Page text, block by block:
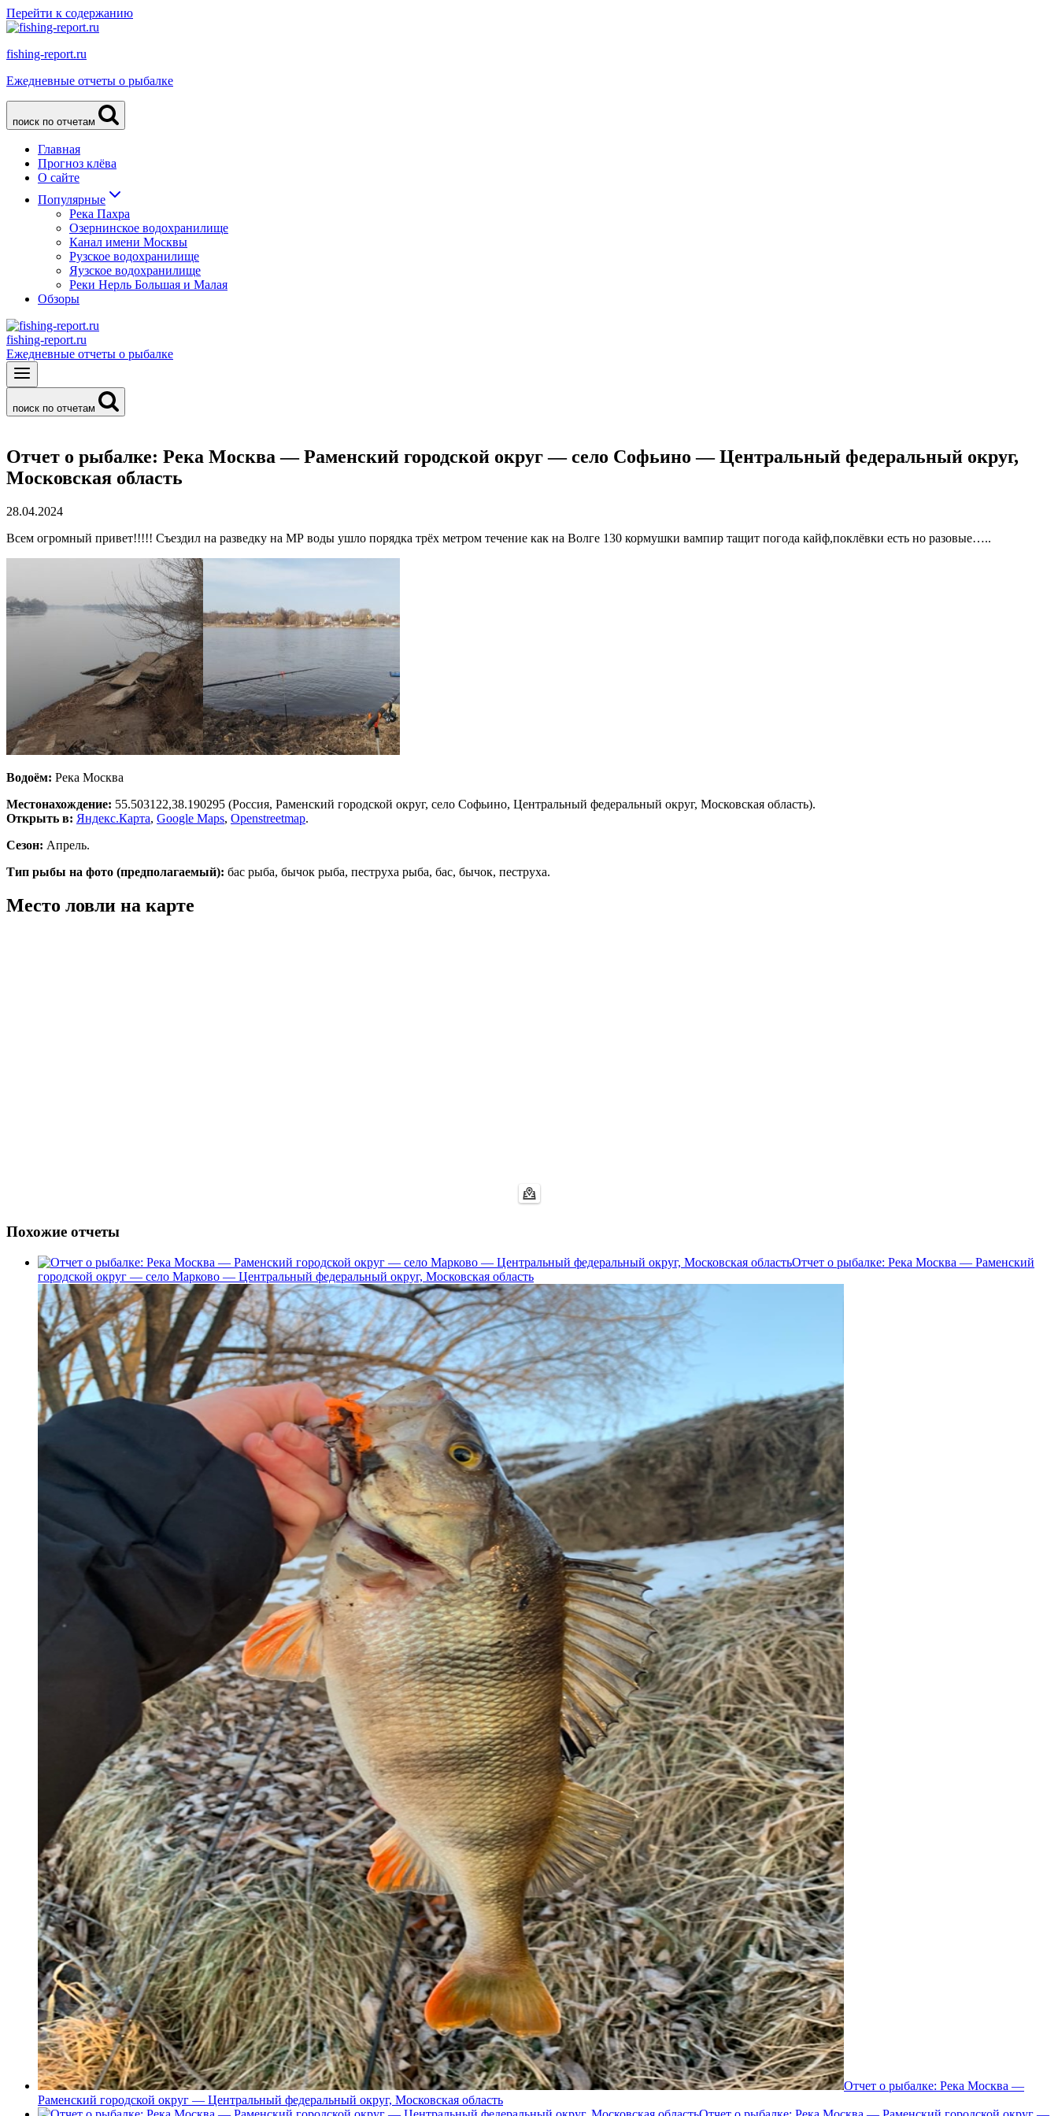
Перейти к содержанию
fishing-report.ru
Ежедневные отчеты о рыбалке
поиск по отчетам
Главная
Прогноз клёва
О сайте
Популярные
Река Пахра
Озернинское водохранилище
Канал имени Москвы
Рузское водохранилище
Яузское водохранилище
Реки Нерль Большая и Малая
Обзоры
fishing-report.ru
Ежедневные отчеты о рыбалке
поиск по отчетам
Отчет о рыбалке: Река Москва — Раменский городской округ — село Софьино — Центральный федеральный округ,
Московская область
28.04.2024
Всем огромный привет!!!!! Съездил на разведку на МР воды ушло порядка трёх метром течение как на Волге 130 кормушки вампир тащит погода кайф,поклёвки есть но разовые…..
Водоём: Река Москва
Местонахождение: 55.503122,38.190295 (Россия, Раменский городской округ, село Софьино, Центральный федеральный округ, Московская область).
Открыть в: Яндекс.Карта, Google Maps, Openstreetmap.
Сезон: Апрель.
Тип рыбы на фото (предполагаемый): бас рыба, бычок рыба, пеструха рыба, бас, бычок, пеструха.
Место ловли на карте
Похожие отчеты
Отчет о рыбалке: Река Москва — Раменский
городской округ — село Марково — Центральный федеральный округ, Московская область
Отчет о рыбалке: Река Москва —
Раменский городской округ — Центральный федеральный округ, Московская область